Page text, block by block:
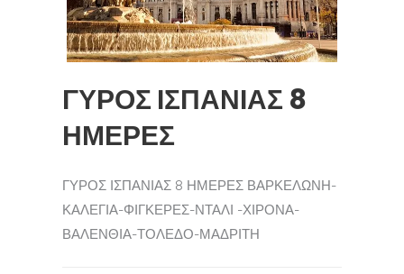
ΓΥΡΟΣ ΙΣΠΑΝΙΑΣ 8
ΗΜΕΡΕΣ
ΓΥΡΟΣ ΙΣΠΑΝΙΑΣ 8 ΗΜΕΡΕΣ ΒΑΡΚΕΛΩΝΗ-
ΚΑΛΕΓΙΑ-ΦΙΓΚΕΡΕΣ-ΝΤΑΛΙ -ΧΙΡΟΝΑ-
ΒΑΛΕΝΘΙΑ-ΤΟΛΕΔΟ-ΜΑΔΡΙΤΗ